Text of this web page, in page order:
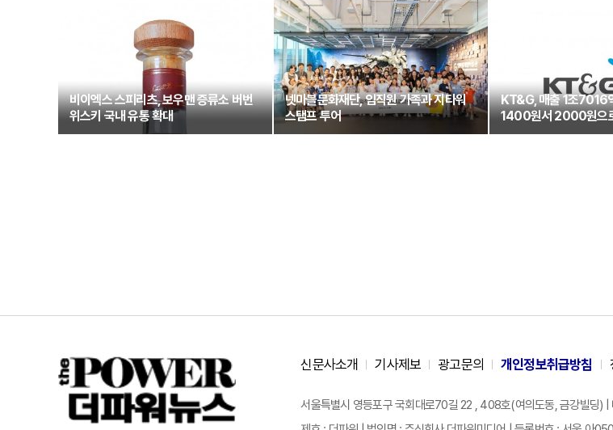
비이엑스 스피리츠, 보우맨 증류소 버번
위스키 국내 유통 확대
넷마블문화재단, 임직원 가족과 지타워
스탬프 투어
KT&G, 매출 1조7016
1400원서 2000원으
신문사소개 기사제보 광고문의 개인정보취급방침
서울특별시 영등포구 국회대로70길 22 , 408호(여의도동, 금강빌